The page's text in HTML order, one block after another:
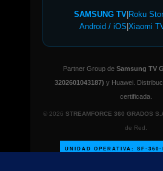
SAMSUNG TV Roku
Android / iOS Xiaomi
Partner Group de Samsung TV
3202601043187) y Huawei.
certificada.
© 2026 STREAMFORCE 360 GRADOS
de Red.
UNIDAD OPERATIVA: SF-360-